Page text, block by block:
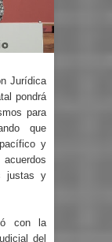
Jurídica
pondrá
para
que
y
justas y
con la
del